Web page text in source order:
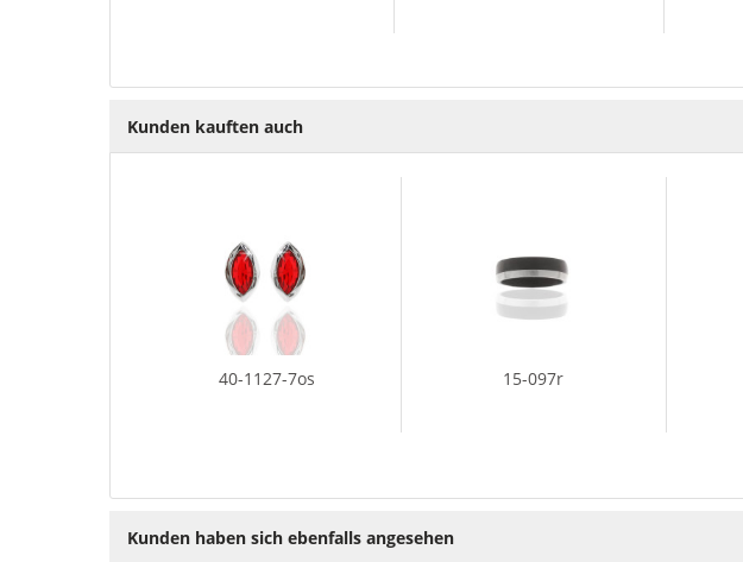
Kunden kauften auch
40-1127-7os 15-097r
Kunden haben sich ebenfalls angesehen